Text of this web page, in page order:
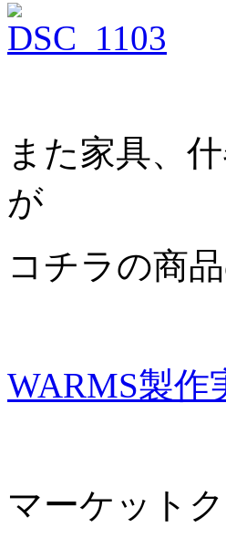
また家具、
が
コチラの商
WARMS製作
マーケット